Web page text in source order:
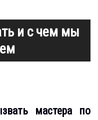
и с чем мы
мастера по